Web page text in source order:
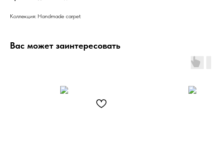
Коллекция: Handmade carpet
Вас может заинтересовать